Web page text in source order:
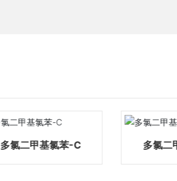
多氯二甲基氯苯-C 多氯二